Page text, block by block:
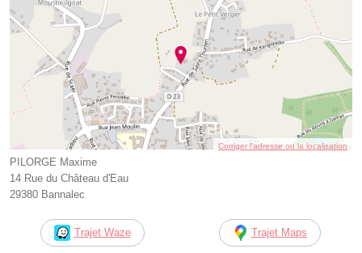
Corriger l’adresse ou la localisation
PILORGE Maxime
14 Rue du Château d'Eau
29380 Bannalec
Trajet Waze Trajet Maps